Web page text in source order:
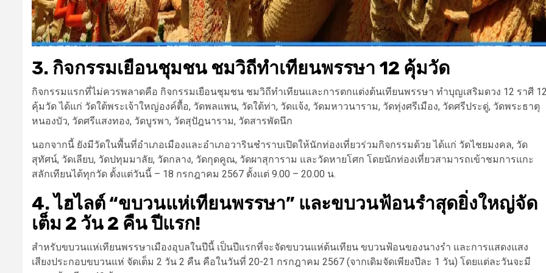
3. กิจกรรมเยือนชุมชน ชมวิถีทำเทียนพรรษา 12 คุ้มวัด
กิจกรรมแรกที่ไม่ควรพลาดคือ กิจกรรมเยือนชุมชน ชมวิถีทำเทียนและการตกแต่งต้นเทียนพรรษา ทำบุญเสริมดวง 12 ราศี
คุ้มวัด ได้แก่ วัดใต้พระเจ้าใหญ่องค์ตื้อ, วัดพลแพน, วัดใต้ท่า, วัดแจ้ง, วัดมหาวนาราม, วัดทุ่งศรีเมือง, วัดศรีประดู่, วัดพระธาตุ
หนองบัว, วัดศรีแสงทอง, วัดบูรพา, วัดสุปัฎนาราม, วัดสารพัดนึก
นอกจากนี้ ยังมีวัดในพื้นที่อำเภอเมืองและอำเภอวารินชำราบเปิดให้นักท่องเที่ยวร่วมกิจกรรมด้วย ได้แก่ วัดไชยมงคล, วัด
สุทัศน์, วัดเลียบ, วัดปทุมมาลัย, วัดกลาง, วัดกุดคูณ, วัดผาสุการาม และวัดหายโศก โดยนักท่องเที่ยวสามารถเข้าชมการแกะ
สลักเทียนได้ทุกวัด ตั้งแต่วันนี้ – 18 กรกฎาคม 2567 ตั้งแต่ 9.00 – 20.00 น.
4. ไฮไลต์ “ขบวนแห่เทียนพรรษา” และขบวนฟ้อนรำสุดยิ่งใหญ่จัด
เต็ม 2 วัน 2 คืน ปีแรก!
สำหรับขบวนแห่เทียนพรรษาเมืองอุบลในปีนี้ เป็นปีแรกที่จะจัดขบวนแห่ต้นเทียน ขบวนฟ้อนของนางรำ และการแสดงแสง
เสียงประกอบขบวนแห่ จัดเต็ม 2 วัน 2 คืน คือในวันที่ 20-21 กรกฎาคม 2567 (จากเดิมจัดเพียงปีละ 1 วัน) โดยแต่ละวันจะมี